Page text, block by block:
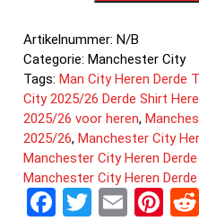
Artikelnummer: N/B
Categorie: Manchester City
Tags: Man City Heren Derde
City 2025/26 Derde Shirt
2025/26 voor heren,
2025/26, Manchester City
Manchester City Heren
Manchester City Heren
F
T
E
Pi